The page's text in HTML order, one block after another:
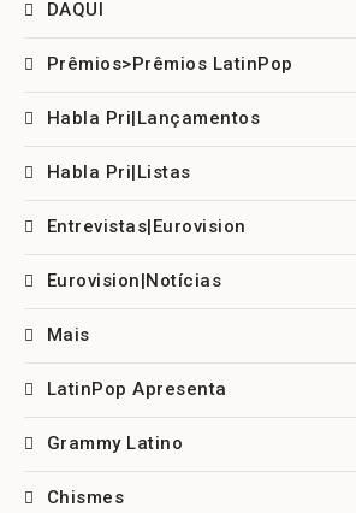
DAQUI
Prêmios>Prêmios LatinPop
Habla Pri|Lançamentos
Habla Pri|Listas
Entrevistas|Eurovision
Eurovision|Notícias
Mais
LatinPop Apresenta
Grammy Latino
Chismes